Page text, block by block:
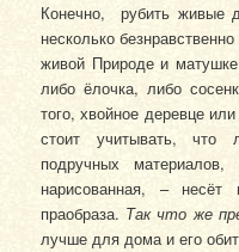
Конечно, рубить живые
несколько
живой Природе и
либо ёлочка, либо
того, хвойное деревце
стоит учитывать, что
подручных материалов,
нарисованная, – несёт
праобраза. Так что же
лучше для дома и его